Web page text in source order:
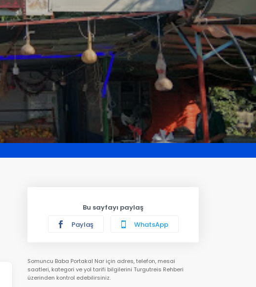
Bu sayfayı paylaş
Paylaş
WhatsApp
Somuncu Baba Portakal Nar için adres, telefon, mesai
saatleri, kategori ve yol tarifi bilgilerini Turgutreis Rehberi
üzerinden kontrol edebilirsiniz.